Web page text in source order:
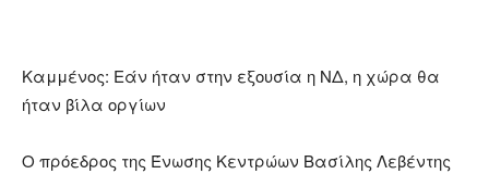
Καμμένος: Εάν ήταν στην εξουσία η ΝΔ, η χώρα θα
ήταν βίλα οργίων
Ο πρόεδρος της Ένωσης Κεντρώων Βασίλης Λεβέντης